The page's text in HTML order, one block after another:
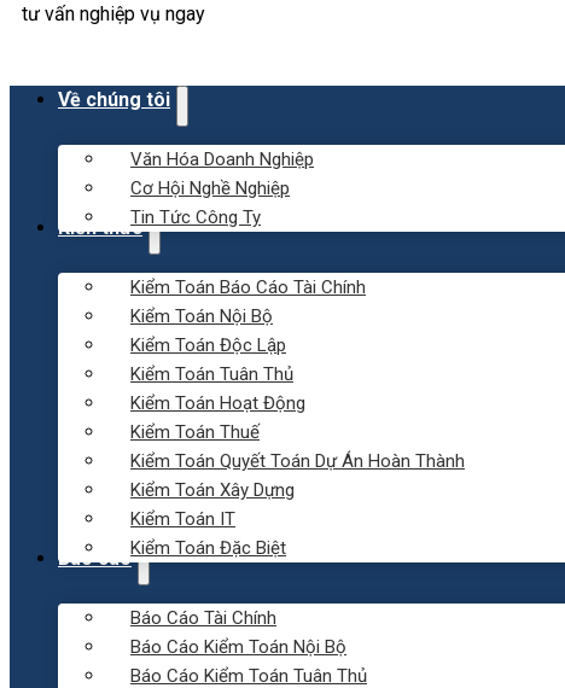
tư vấn nghiệp vụ ngay
Về chúng tôi
Văn Hóa Doanh Nghiệp
Cơ Hội Nghề Nghiệp
Tin Tức Công Ty
Kiến thức
Kiểm Toán Báo Cáo Tài Chính
Kiểm Toán Nội Bộ
Kiểm Toán Độc Lập
Kiểm Toán Tuân Thủ
Kiểm Toán Hoạt Động
Kiểm Toán Thuế
Kiểm Toán Quyết Toán Dự Án Hoàn Thành
Kiểm Toán Xây Dựng
Kiểm Toán IT
Kiểm Toán Đặc Biệt
Báo cáo
Báo Cáo Tài Chính
Báo Cáo Kiểm Toán Nội Bộ
Báo Cáo Kiểm Toán Tuân Thủ